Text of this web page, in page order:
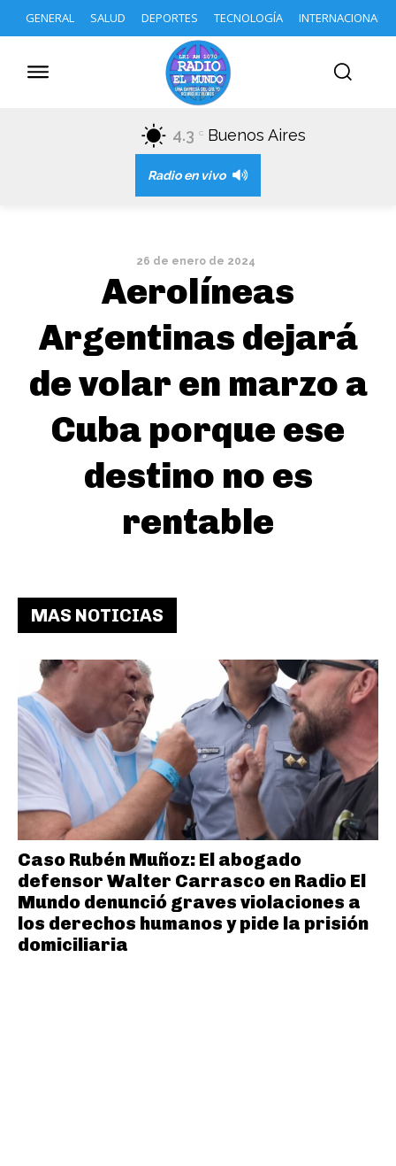
GENERAL SALUD DEPORTES TECNOLOGÍA INTERNACIONAL
4.3 C Buenos Aires
Radio en vivo
26 de enero de 2024
Aerolíneas
Argentinas dejará
de volar en marzo a
Cuba porque ese
destino no es
rentable
MAS NOTICIAS
Caso Rubén Muñoz: El abogado
defensor Walter Carrasco en Radio El
Mundo denunció graves violaciones a
los derechos humanos y pide la prisión
domiciliaria